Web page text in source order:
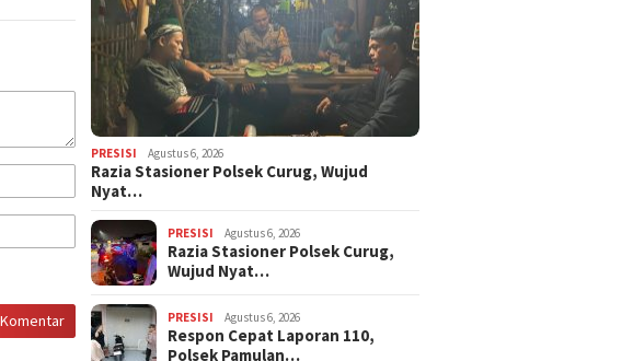
PRESISI Agustus 6, 2026
Razia Stasioner Polsek Curug, Wujud
Nyat…
PRESISI Agustus 6, 2026
Razia Stasioner Polsek Curug,
Wujud Nyat…
PRESISI Agustus 6, 2026
Respon Cepat Laporan 110,
Polsek Pamulan…